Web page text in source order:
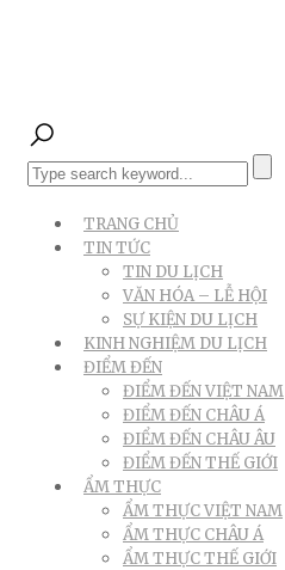
TRANG CHỦ
TIN TỨC
TIN DU LỊCH
VĂN HÓA – LỄ HỘI
SỰ KIỆN DU LỊCH
KINH NGHIỆM DU LỊCH
ĐIỂM ĐẾN
ĐIỂM ĐẾN VIỆT NAM
ĐIỂM ĐẾN CHÂU Á
ĐIỂM ĐẾN CHÂU ÂU
ĐIỂM ĐẾN THẾ GIỚI
ẨM THỰC
ẨM THỰC VIỆT NAM
ẨM THỰC CHÂU Á
ẨM THỰC THẾ GIỚI